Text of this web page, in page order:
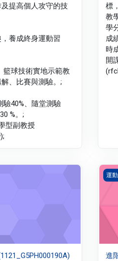
提高個人攻守的技
養成終身運動習
籃球技術實地示範教
、比賽與測驗。;
驗40%、隨堂測驗
%。;
型副教授
標
教
學
成
時
開
進運
進